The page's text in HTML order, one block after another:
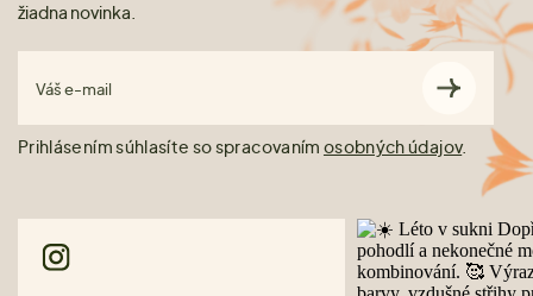
žiadna novinka.
Váš e-mail
Prihlásením súhlasíte so spracovaním osobných údajov.